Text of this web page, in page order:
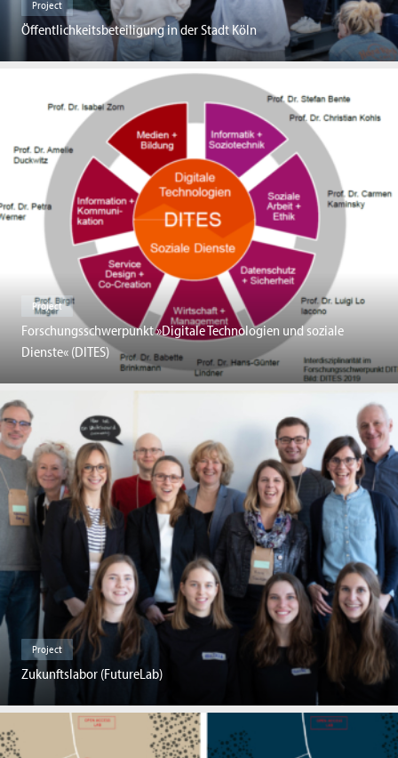
Project
Öffentlichkeitsbeteiligung in der Stadt Köln
Project
Forschungsschwerpunkt »Digitale Technologien und soziale
Dienste« (DITES)
Project
Zukunftslabor (FutureLab)